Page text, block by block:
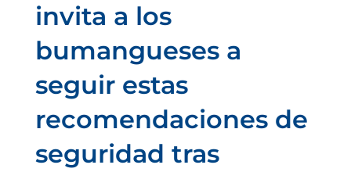
invita a los
bumangueses a
seguir estas
recomendaciones de
seguridad tras